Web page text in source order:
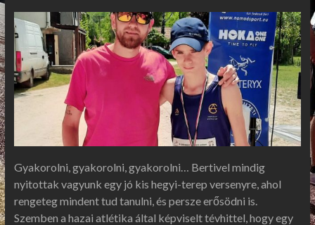
Gyakorolni, gyakorolni, gyakorolni… Bertivel mindig
nyitottak vagyunk egy jó kis hegyi-terep versenyre, ahol
rengeteg mindent tud tanulni, és persze erősödni is.
Szemben a hazai atlétika által képviselt tévhittel, hogy egy